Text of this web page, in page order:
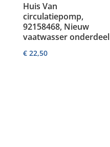
Huis Van
circulatiepomp,
92158468, Nieuw
vaatwasser onderdeel
€22,50